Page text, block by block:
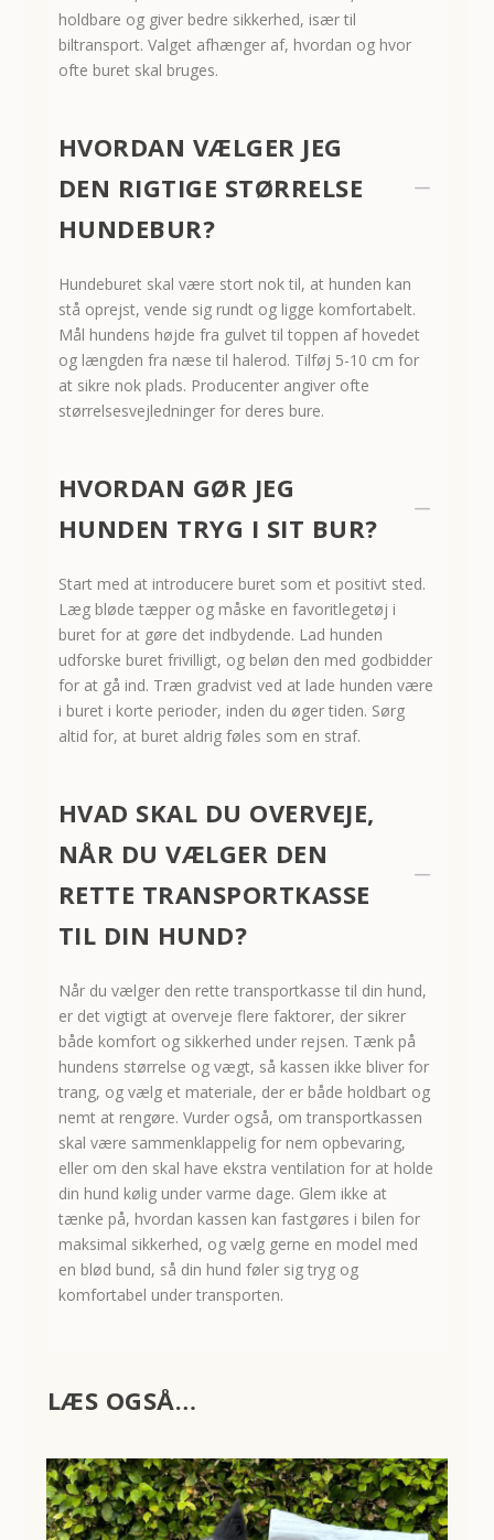
holdbare og giver bedre sikkerhed, især til
biltransport. Valget afhænger af, hvordan og hvor
ofte buret skal bruges.
HVORDAN VÆLGER JEG
DEN RIGTIGE STØRRELSE
HUNDEBUR?
K
Hundeburet skal være stort nok til, at hunden kan
stå oprejst, vende sig rundt og ligge komfortabelt.
Mål hundens højde fra gulvet til toppen af hovedet
og længden fra næse til halerod. Tilføj 5-10 cm for
at sikre nok plads. Producenter angiver ofte
størrelsesvejledninger for deres bure.
HVORDAN GØR JEG
HUNDEN TRYG I SIT BUR?
K
Start med at introducere buret som et positivt sted.
Læg bløde tæpper og måske en favoritlegetøj i
buret for at gøre det indbydende. Lad hunden
udforske buret frivilligt, og beløn den med godbidder
for at gå ind. Træn gradvist ved at lade hunden være
i buret i korte perioder, inden du øger tiden. Sørg
altid for, at buret aldrig føles som en straf.
HVAD SKAL DU OVERVEJE,
NÅR DU VÆLGER DEN
RETTE TRANSPORTKASSE
TIL DIN HUND?
K
Når du vælger den rette transportkasse til din hund,
er det vigtigt at overveje flere faktorer, der sikrer
både komfort og sikkerhed under rejsen. Tænk på
hundens størrelse og vægt, så kassen ikke bliver for
trang, og vælg et materiale, der er både holdbart og
nemt at rengøre. Vurder også, om transportkassen
skal være sammenklappelig for nem opbevaring,
eller om den skal have ekstra ventilation for at holde
din hund kølig under varme dage. Glem ikke at
tænke på, hvordan kassen kan fastgøres i bilen for
maksimal sikkerhed, og vælg gerne en model med
en blød bund, så din hund føler sig tryg og
komfortabel under transporten.
LÆS OGSÅ…